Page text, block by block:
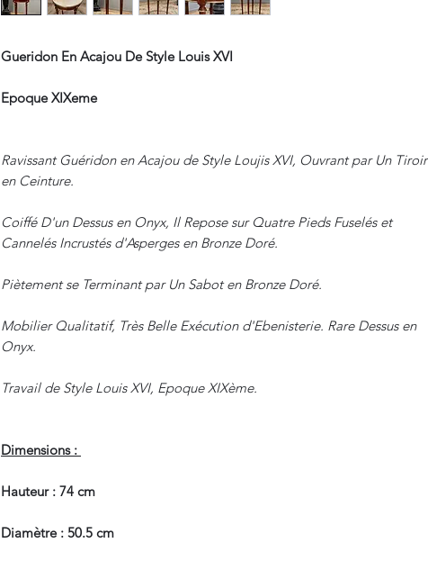
Gueridon En Acajou De Style Louis XVI
Epoque XIXeme
Ravissant Guéridon en Acajou de Style Loujis XVI, Ouvrant par Un Tiroir
en Ceinture.
Coiffé D'un Dessus en Onyx, Il Repose sur Quatre Pieds Fuselés et
Cannelés Incrustés d'Asperges en Bronze Doré.
Piètement se Terminant par Un Sabot en Bronze Doré.
Mobilier Qualitatif, Très Belle Exécution d'Ebenisterie. Rare Dessus en
Onyx.
Travail de Style Louis XVI, Epoque XIXème.
Dimensions :
Hauteur : 74 cm
Diamètre : 50.5 cm